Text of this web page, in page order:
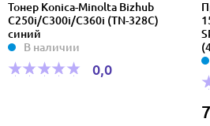
Тонер Konica-Minolta Bizhub
C250i/C300i/C360i (TN-328C)
синий
В наличии
0,0